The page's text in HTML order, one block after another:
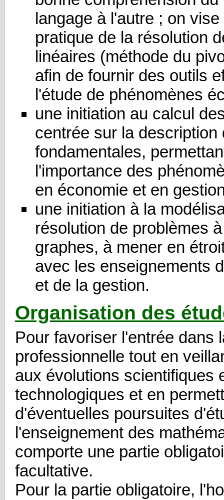
langage à l'autre ; on
pratique de la résolution
linéaires (méthode du
afin de fournir des outils
l'étude de phénomènes
une initiation au calcul
centrée sur la description
fondamentales,
l'importance des
en économie et en
une initiation à la
résolution de problèmes
graphes, à mener en
avec les enseignements
et de la gestion.
Organisation des
Pour favoriser l'entrée dans
professionnelle tout en
aux évolutions scientifiques
technologiques et en
d'éventuelles poursuites
l'enseignement des
comporte une partie
facultative.
Pour la partie obligatoire,